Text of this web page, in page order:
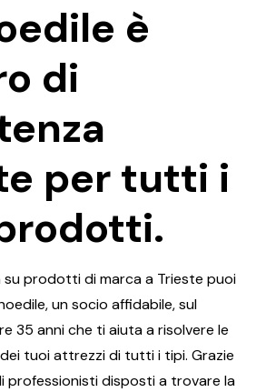
è
di
per tutti i
su prodotti di marca a Trieste puoi
un socio affidabile, sul
35 anni che ti aiuta a risolvere le
tuoi attrezzi di tutti i tipi. Grazie
professionisti disposti a trovare la